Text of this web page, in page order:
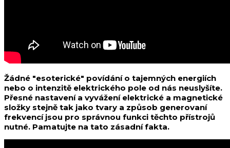
Žádné "esoterické" povídání o tajemných energiích
nebo o intenzitě elektrického pole od nás neuslyšíte.
Přesné nastavení a vyvážení elektrické a magnetické
složky stejně tak jako tvary a způsob generovaní
frekvencí jsou pro správnou funkci těchto přístrojů
nutné. Pamatujte na tato zásadní fakta.